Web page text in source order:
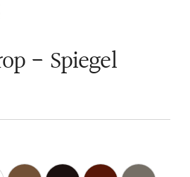
- Spiegel